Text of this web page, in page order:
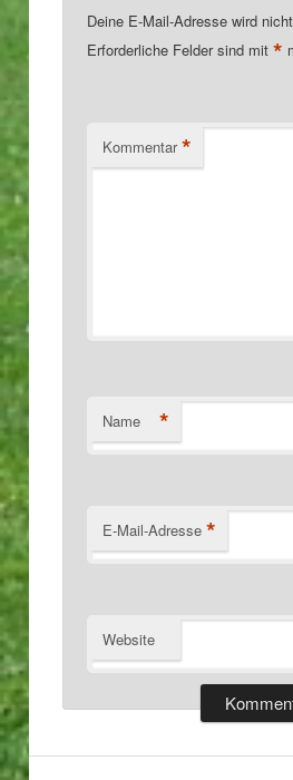
Deine E-Mail-Adresse wird
Erforderliche Felder sind mit*
Kommentar *
Name *
E-Mail-Adresse *
Website